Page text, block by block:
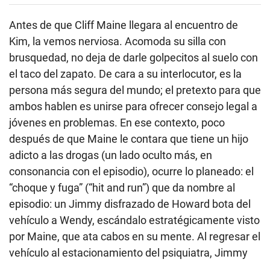
Antes de que Cliff Maine llegara al encuentro de
Kim, la vemos nerviosa. Acomoda su silla con
brusquedad, no deja de darle golpecitos al suelo con
el taco del zapato. De cara a su interlocutor, es la
persona más segura del mundo; el pretexto para que
ambos hablen es unirse para ofrecer consejo legal a
jóvenes en problemas. En ese contexto, poco
después de que Maine le contara que tiene un hijo
adicto a las drogas (un lado oculto más, en
consonancia con el episodio), ocurre lo planeado: el
“choque y fuga” (“hit and run”) que da nombre al
episodio: un Jimmy disfrazado de Howard bota del
vehículo a Wendy, escándalo estratégicamente visto
por Maine, que ata cabos en su mente. Al regresar el
vehículo al estacionamiento del psiquiatra, Jimmy